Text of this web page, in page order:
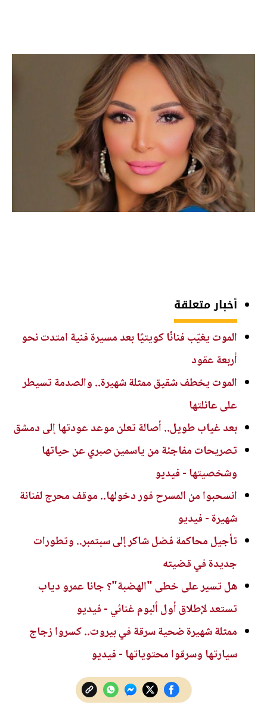
أخبار متعلقة
الموت يغيّب فنانًا كويتيًا بعد مسيرة فنية امتدت نحو
أربعة عقود
الموت يخطف شقيق ممثلة شهيرة.. والصدمة تسيطر
على عائلتها
بعد غياب طويل.. أصالة تعلن موعد عودتها إلى دمشق
تصريحات مفاجئة من ياسمين صبري عن حياتها
وشخصيتها - فيديو
انسحبوا من المسرح فور دخولها.. موقف محرج لفنانة
شهيرة - فيديو
تأجيل محاكمة فضل شاكر إلى سبتمبر.. وتطورات
جديدة في قضيته
هل تسير على خطى "الهضبة"؟ جانا عمرو دياب
تستعد لإطلاق أول ألبوم غنائي - فيديو
ممثلة شهيرة ضحية سرقة في بيروت.. كسروا زجاج
سيارتها وسرقوا محتوياتها - فيديو